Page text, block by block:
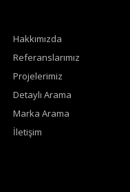
Hakkımızda
Referanslarımız
Projelerimiz
Detaylı Arama
Marka Arama
İletişim